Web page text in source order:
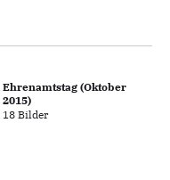
Ehrenamtstag (Oktober
2015)
18 Bilder